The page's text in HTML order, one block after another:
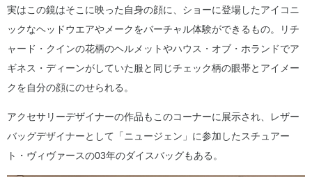
実はこの鏡はそこに映った自身の顔に、ショーに登場したアイコニ
ックなヘッドウエアやメークをバーチャル体験ができるもの。リチ
ャード・クインの花柄のヘルメットやハウス・オブ・ホランドでア
ギネス・ディーンがしていた服と同じチェック柄の眼帯とアイメー
クを自分の顔にのせられる。
アクセサリーデザイナーの作品もこのコーナーに展示され、レザー
バッグデザイナーとして「ニュージェン」に参加したスチュアー
ト・ヴィヴァースの03年のダイスバッグもある。